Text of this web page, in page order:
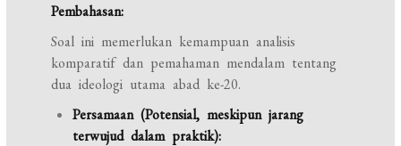
Pembahasan:
Soal ini memerlukan kemampuan analisis
komparatif dan pemahaman mendalam tentang
dua ideologi utama abad ke-20.
Persamaan (Potensial, meskipun jarang
terwujud dalam praktik):